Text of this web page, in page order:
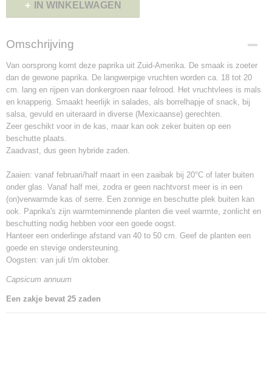
IN WINKELWAGEN
Omschrijving
Van oorsprong komt deze paprika uit Zuid-Amerika. De smaak is zoeter
dan de gewone paprika. De langwerpige vruchten worden ca. 18 tot 20
cm. lang en rijpen van donkergroen naar felrood. Het vruchtvlees is mals
en knapperig. Smaakt heerlijk in salades, als borrelhapje of snack, bij
salsa, gevuld en uiteraard in diverse (Mexicaanse) gerechten.
Zeer geschikt voor in de kas, maar kan ook zeker buiten op een
beschutte plaats.
Zaadvast, dus geen hybride zaden.
Zaaien: vanaf februari/half maart in een zaaibak bij 20°C of later buiten
onder glas. Vanaf half mei, zodra er geen nachtvorst meer is in een
(on)verwarmde kas of serre. Een zonnige en beschutte plek buiten kan
ook. Paprika's zijn warmteminnende planten die veel warmte, zonlicht en
beschutting nodig hebben voor een goede oogst.
Hanteer een onderlinge afstand van 40 to 50 cm. Geef de planten een
goede en stevige ondersteuning.
Oogsten: van juli t/m oktober.
Capsicum annuum
Een zakje bevat 25 zaden